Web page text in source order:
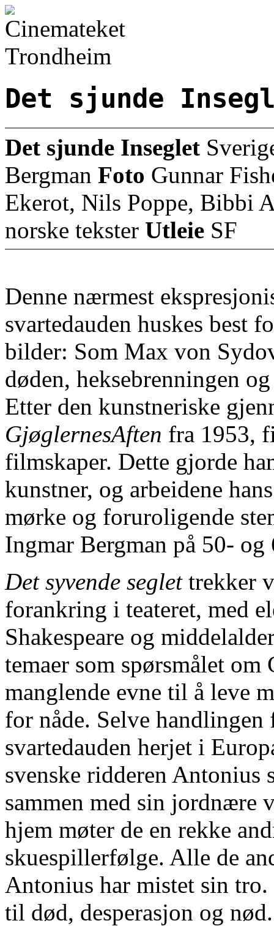
Det sjunde
Det sjunde Inseglet
Bergman Foto Gunnar
Ekerot, Nils Poppe, Bibbi
norske tekster Utleie SF
Denne nærmest
svartedauden huskes best
bilder: Som Max von
døden, heksebrenningen
Etter den kunstneriske
GjøglernesAften fra 1953,
filmskaper. Dette gjorde
kunstner, og arbeidene
mørke og foruroligende
Ingmar Bergman på 50-
Det syvende seglet trekker
forankring i teateret, med
Shakespeare og
temaer som spørsmålet om
manglende evne til å leve
for nåde. Selve
svartedauden herjet i
svenske ridderen Antonius
sammen med sin jordnære
hjem møter de en rekke
skuespillerfølge. Alle de
Antonius har mistet sin
til død, desperasjon og nød.